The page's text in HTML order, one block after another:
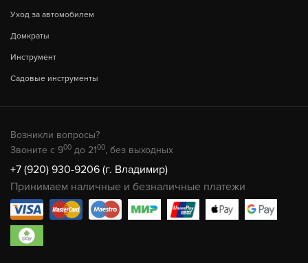
Уход за автомобилем
Домкраты
Инструмент
Садовые инструменты
Возникли вопросы?
Звоните с 900 до 2100, без выходных
+7 (920) 930-9206 (г. Владимир)
Принимаем наличные и безналичные платежи